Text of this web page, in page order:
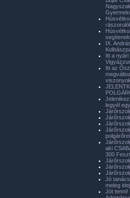
IX.
Itt a nyári
Itt az
viszonyok.
legyél
aki
300
Jó
meleg
Jót tenni!